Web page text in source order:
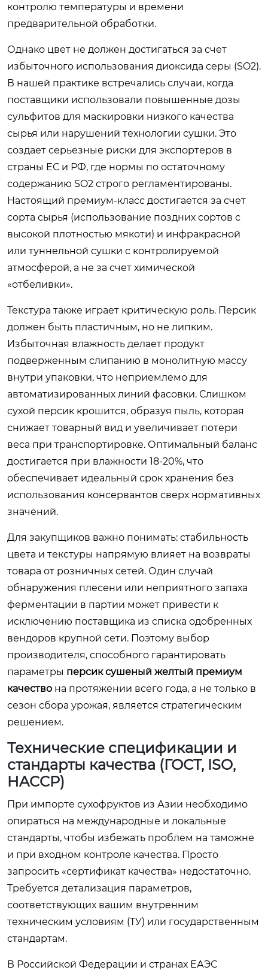
контролю температуры и времени
предварительной обработки.
Однако цвет не должен достигаться за счет
избыточного использования диоксида серы (SO2).
В нашей практике встречались случаи, когда
поставщики использовали повышенные дозы
сульфитов для маскировки низкого качества
сырья или нарушений технологии сушки. Это
создает серьезные риски для экспортеров в
страны ЕС и РФ, где нормы по остаточному
содержанию SO2 строго регламентированы.
Настоящий премиум-класс достигается за счет
сорта сырья (использование поздних сортов с
высокой плотностью мякоти) и инфракрасной
или туннельной сушки с контролируемой
атмосферой, а не за счет химической
«отбеливки».
Текстура также играет критическую роль. Персик
должен быть пластичным, но не липким.
Избыточная влажность делает продукт
подверженным слипанию в монолитную массу
внутри упаковки, что неприемлемо для
автоматизированных линий фасовки. Слишком
сухой персик крошится, образуя пыль, которая
снижает товарный вид и увеличивает потери
веса при транспортировке. Оптимальный баланс
достигается при влажности 18-20%, что
обеспечивает идеальный срок хранения без
использования консервантов сверх нормативных
значений.
Для закупщиков важно понимать: стабильность
цвета и текстуры напрямую влияет на возвраты
товара от розничных сетей. Один случай
обнаружения плесени или неприятного запаха
ферментации в партии может привести к
исключению поставщика из списка одобренных
вендоров крупной сети. Поэтому выбор
производителя, способного гарантировать
параметры персик сушеный желтый премиум
качество на протяжении всего года, а не только в
сезон сбора урожая, является стратегическим
решением.
Технические спецификации и
стандарты качества (ГОСТ, ISO,
HACCP)
При импорте сухофруктов из Азии необходимо
опираться на международные и локальные
стандарты, чтобы избежать проблем на таможне
и при входном контроле качества. Просто
запросить «сертификат качества» недостаточно.
Требуется детализация параметров,
соответствующих вашим внутренним
техническим условиям (ТУ) или государственным
стандартам.
В Российской Федерации и странах ЕАЭС